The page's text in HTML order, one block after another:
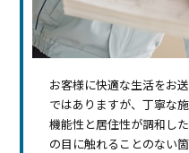
お客様に快適な生活をお
ではありますが、丁寧な
機能性と居住性が調和し
の目に触れることのない